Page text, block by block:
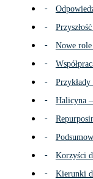
Nowe
Halicyna
Korzyści
Kierunki